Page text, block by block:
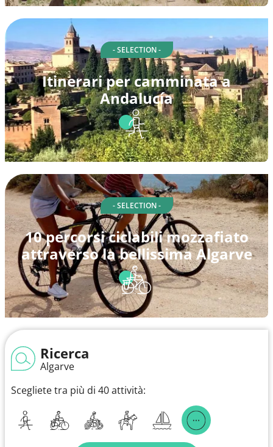
- SELECTION -
Itinerari per camminata a
Andalucía
- SELECTION -
10 percorsi ciclabili mozzafiato
attraverso la bellissima Algarve
Ricerca
Algarve
Scegliete tra più di 40 attività: